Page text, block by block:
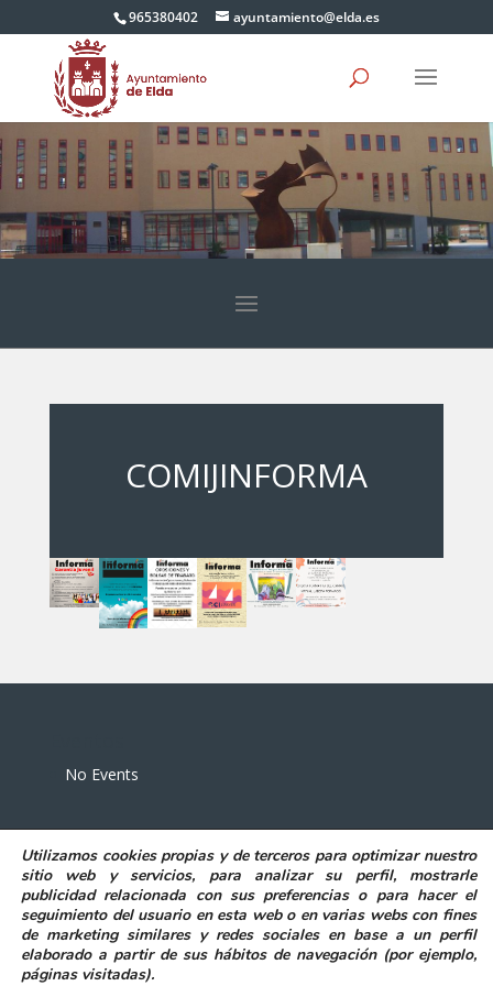
965380402 ayuntamiento@elda.es
COMIJINFORMA
No Events
POLITICA DE PRIVACIDAD
AVISO LEGAL
POLITICA DE COOKIES
DECLARACIÓN DE ACCESIBILIDAD
Utilizamos cookies propias y de terceros para optimizar nuestro
sitio web y servicios, para analizar su perfil, mostrarle
publicidad relacionada con sus preferencias o para hacer el
seguimiento del usuario en esta web o en varias webs con fines
de marketing similares y redes sociales en base a un perfil
elaborado a partir de sus hábitos de navegación (por ejemplo,
páginas visitadas).